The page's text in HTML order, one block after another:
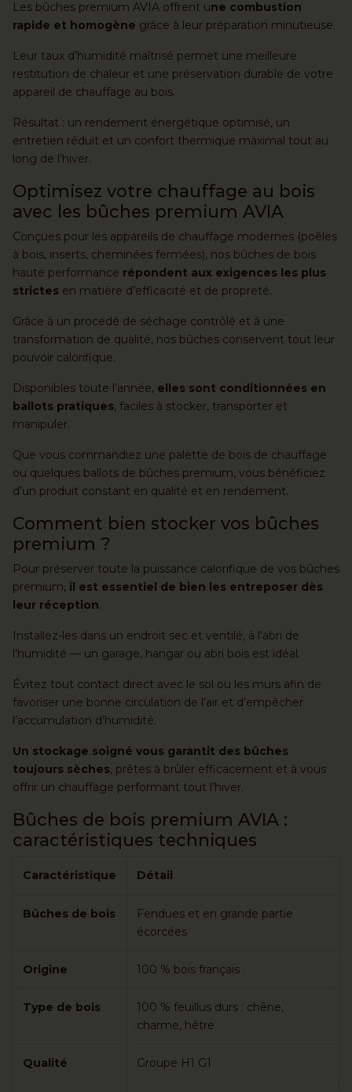
Les bûches premium AVIA offrent une combustion
rapide et homogène grâce à leur préparation minutieuse.
Leur taux d’humidité maîtrisé permet une meilleure
restitution de chaleur et une préservation durable de votre
appareil de chauffage au bois.
Résultat : un rendement énergétique optimisé, un
entretien réduit et un confort thermique maximal tout au
long de l’hiver.
Optimisez votre chauffage au bois
avec les bûches premium AVIA
Conçues pour les appareils de chauffage modernes (poêles
à bois, inserts, cheminées fermées), nos bûches de bois
haute performance répondent aux exigences les plus
strictes en matière d’efficacité et de propreté.
Grâce à un procédé de séchage contrôlé et à une
transformation de qualité, nos bûches conservent tout leur
pouvoir calorifique.
Disponibles toute l’année, elles sont conditionnées en
ballots pratiques, faciles à stocker, transporter et
manipuler.
Que vous commandiez une palette de bois de chauffage
ou quelques ballots de bûches premium, vous bénéficiez
d’un produit constant en qualité et en rendement.
Comment bien stocker vos bûches
premium ?
Pour préserver toute la puissance calorifique de vos bûches
premium, il est essentiel de bien les entreposer dès
leur réception.
Installez-les dans un endroit sec et ventilé, à l’abri de
l’humidité — un garage, hangar ou abri bois est idéal.
Évitez tout contact direct avec le sol ou les murs afin de
favoriser une bonne circulation de l’air et d’empêcher
l’accumulation d’humidité.
Un stockage soigné vous garantit des bûches
toujours sèches, prêtes à brûler efficacement et à vous
offrir un chauffage performant tout l’hiver.
Bûches de bois premium AVIA :
caractéristiques techniques
Caractéristique Détail
Bûches de bois
Fendues et en grande partie
écorcées
Origine 100 % bois français
Type de bois
100 % feuillus durs : chêne,
charme, hêtre
Qualité Groupe H1 G1